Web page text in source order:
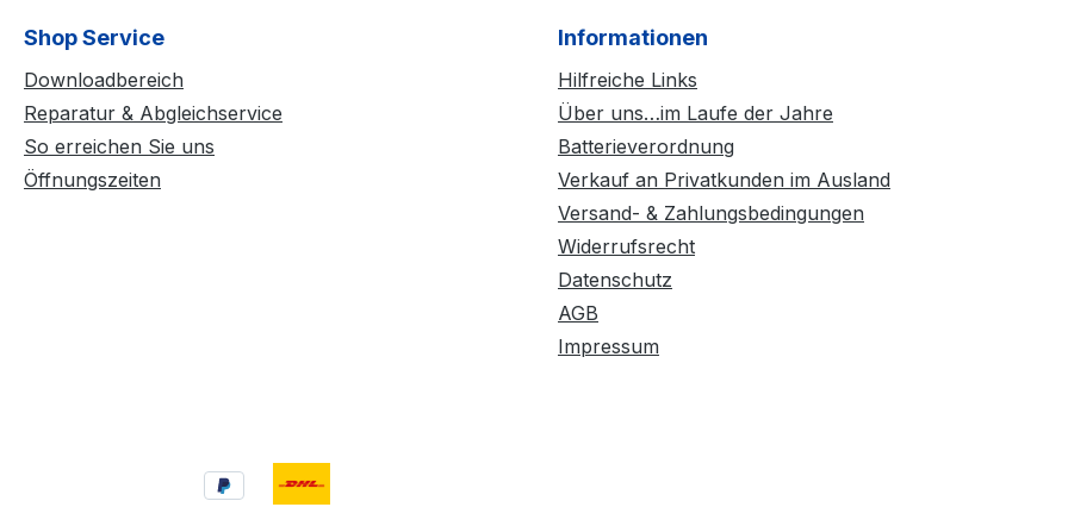
Shop Service
Downloadbereich
Reparatur & Abgleichservice
So erreichen Sie uns
Öffnungszeiten
Informationen
Hilfreiche Links
Über uns…im Laufe der Jahre
Batterieverordnung
Verkauf an Privatkunden im Ausland
Versand- & Zahlungsbedingungen
Widerrufsrecht
Datenschutz
AGB
Impressum